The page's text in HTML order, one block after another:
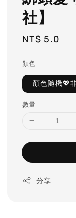
社】
Regular
NT$ 5.0
顏色
顏色隨機💖
數量
分享